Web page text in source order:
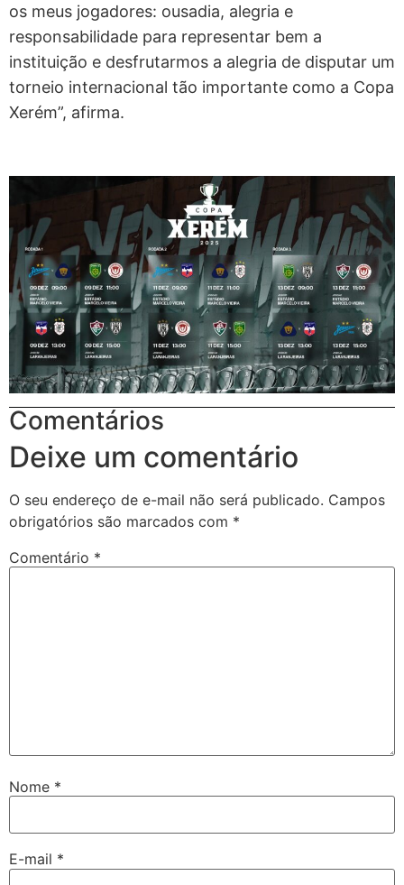
os meus jogadores: ousadia, alegria e
responsabilidade para representar bem a
instituição e desfrutarmos a alegria de disputar um
torneio internacional tão importante como a Copa
Xerém”, afirma.
Comentários
Deixe um comentário
O seu endereço de e-mail não será publicado. Campos
obrigatórios são marcados com *
Comentário *
Nome *
E-mail *